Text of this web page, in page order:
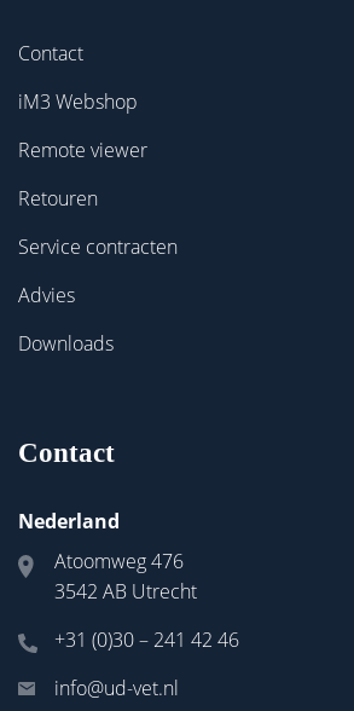
Contact
iM3 Webshop
Remote viewer
Retouren
Service contracten
Advies
Downloads
Contact
Nederland
Atoomweg 476
3542 AB Utrecht
+31 (0)30 – 241 42 46
info@ud-vet.nl